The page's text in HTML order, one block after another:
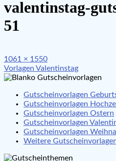
valentinstag-
51
Full
size
1061 × 1550
Beitragsnavigation
Vorlagen Valentinstag
Gutscheinvorlagen
Gutscheinvorlagen
Gutscheinvorlagen Ostern
Gutscheinvorlagen
Gutscheinvorlagen
Weitere